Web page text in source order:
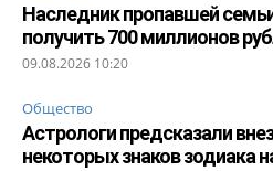
Наследник пропавшей
получить 700 миллионов
09.08.2026 10:20
Общество
Астрологи предсказали
некоторых знаков зодиака